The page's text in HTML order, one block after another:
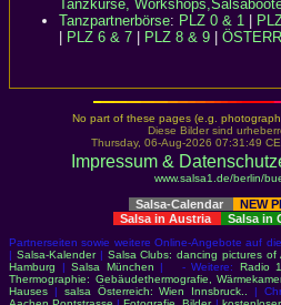
Tanzkurse,
Tanzpartnerbörse: PLZ 0 & 1
PLZ 6 & 7 PLZ 8 & 9
No part of these pages (e.g.
Diese Bilder sind
Thursday, 06-Aug-2026 07:31:49
Impressum &
www.salsa1.de/berlin/
Salsa-Calendar NEW
Salsa in Austria
Salsa in
Partnerseiten sowie weitere Online-Angebote auf
| Salsa-Kalender| Salsa Clubs: dancing pictures of
Hamburg |Salsa München | - Weitere: Radio
Thermographie: Gebäudethermografie,
Hauses | salsa Österreich: Wien Innsbruck.. |